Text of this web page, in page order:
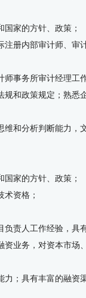
家的方针、政策；
册内部审计师、审
事务所审计经理工
和政策规定；熟
和分析判断能力
家的方针、政策；
资格；
责人工作经验，具
业务，对资本市
；具有丰富的融资